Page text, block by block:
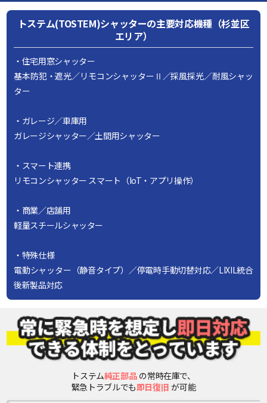
トステム(TOSTEM)シャッターの主要対応機種（杉並区
エリア）
・住宅用窓シャッター
基本防犯・遮光／リモコンシャッターⅡ／採風採光／耐風シャッ
ター
・ガレージ／車庫用
ガレージシャッター／土間用シャッター
・スマート連携
リモコンシャッター スマート（IoT・アプリ操作）
・商業／店舗用
軽量スチールシャッター
・特殊仕様
電動シャッター（静音タイプ）／停電時手動切替対応／LIXIL統合
後新製品対応
トステム純正部品 の常時在庫で、
緊急トラブルでも即日復旧 が可能